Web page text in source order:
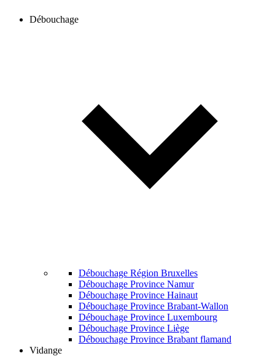
Débouchage
Débouchage Région Bruxelles
Débouchage Province Namur
Débouchage Province Hainaut
Débouchage Province Brabant-Wallon
Débouchage Province Luxembourg
Débouchage Province Liège
Débouchage Province Brabant flamand
Vidange